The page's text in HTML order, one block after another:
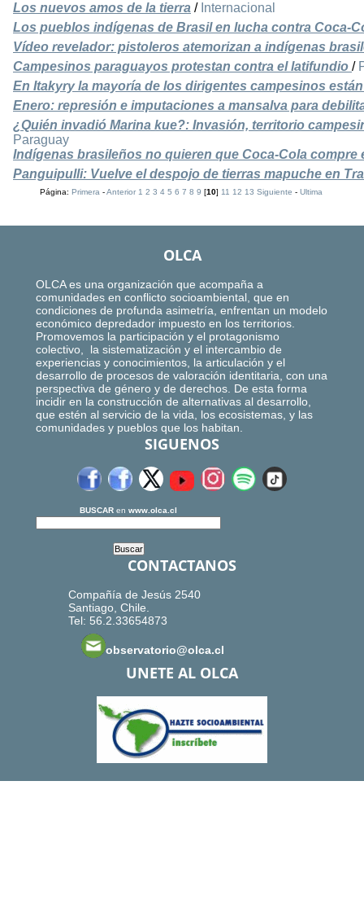
Los nuevos amos de la tierra / Internacional
Los pueblos indígenas de Brasil en lucha contra Coca-
Vídeo revelador: pistoleros atemorizan a indígenas
Campesinos paraguayos protestan contra el latifundio /
En Itakyry la mayoría de los dirigentes campesinos
Enero: represión e imputaciones a mansalva para
¿Quién invadió Marina kue?: Invasión, territorio
Paraguay
Indígenas brasileños no quieren que Coca-Cola compre
Panguipulli: Vuelve el despojo de tierras mapuche en
Página:Primera -Anterior 1 2 3 4 5 6 7 8 9 [10]11 12 13 Siguiente -Ultima
OLCA
OLCA es una organización que acompaña a
comunidades en conflicto socioambiental, que en
condiciones de profunda asimetría, enfrentan un modelo
económico depredador impuesto en los territorios.
Promovemos la participación y el protagonismo
colectivo, la sistematización y el intercambio de
experiencias y conocimientos, la articulación y el
desarrollo de procesos de valoración identitaria, con una
perspectiva de género y de derechos. De esta forma
incidir en la construcción de alternativas al desarrollo,
que estén al servicio de la vida, los ecosistemas, y las
comunidades y pueblos que los habitan.
SIGUENOS
BUSCAR en www.olca.cl
CONTACTANOS
Compañía de Jesús 2540
Santiago, Chile.
Tel: 56.2.33654873
observatorio@olca.cl
UNETE AL OLCA